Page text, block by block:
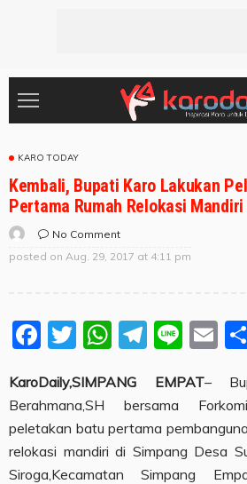
KARO TODAY
Kembali, Bupati Karo Lakukan
Pertama Rumah Relokasi
No Comment
posted on Aug. 29, 2017 at 4:11 pm
Facebook
Twitter Line
KaroDaily,SIMPANG EMPAT–
Berahmana,SH bersama
peletakan batu pertama
relokasi mandiri di Simpang Desa
Siroga,Kecamatan Simpang